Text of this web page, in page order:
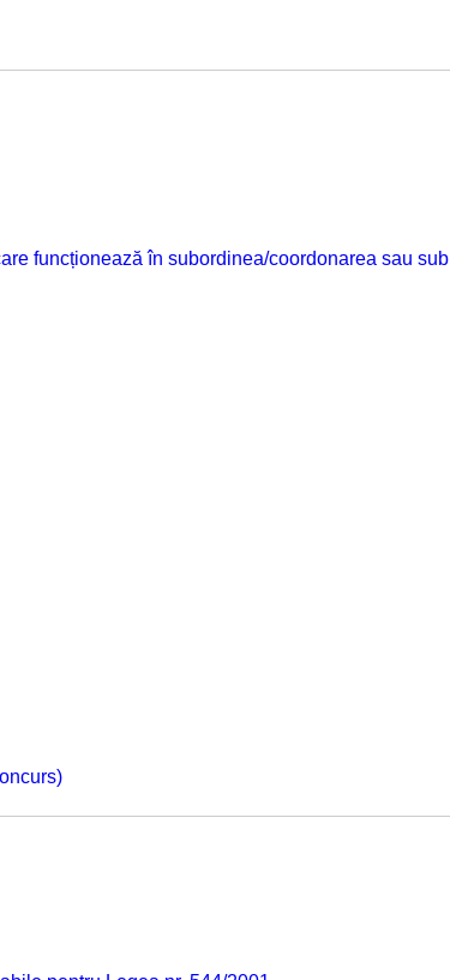
funcționează în subordinea/coordonarea sau sub